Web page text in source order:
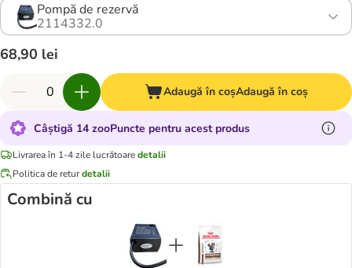
Pompă de rezervă
2114332.0
68,90 lei
Adaugă în coșAdaugă în coș
Câștigă 14 zooPuncte pentru acest produs
Livrarea în 1-4 zile lucrătoaredetalii
Politica de returdetalii
Combină cu